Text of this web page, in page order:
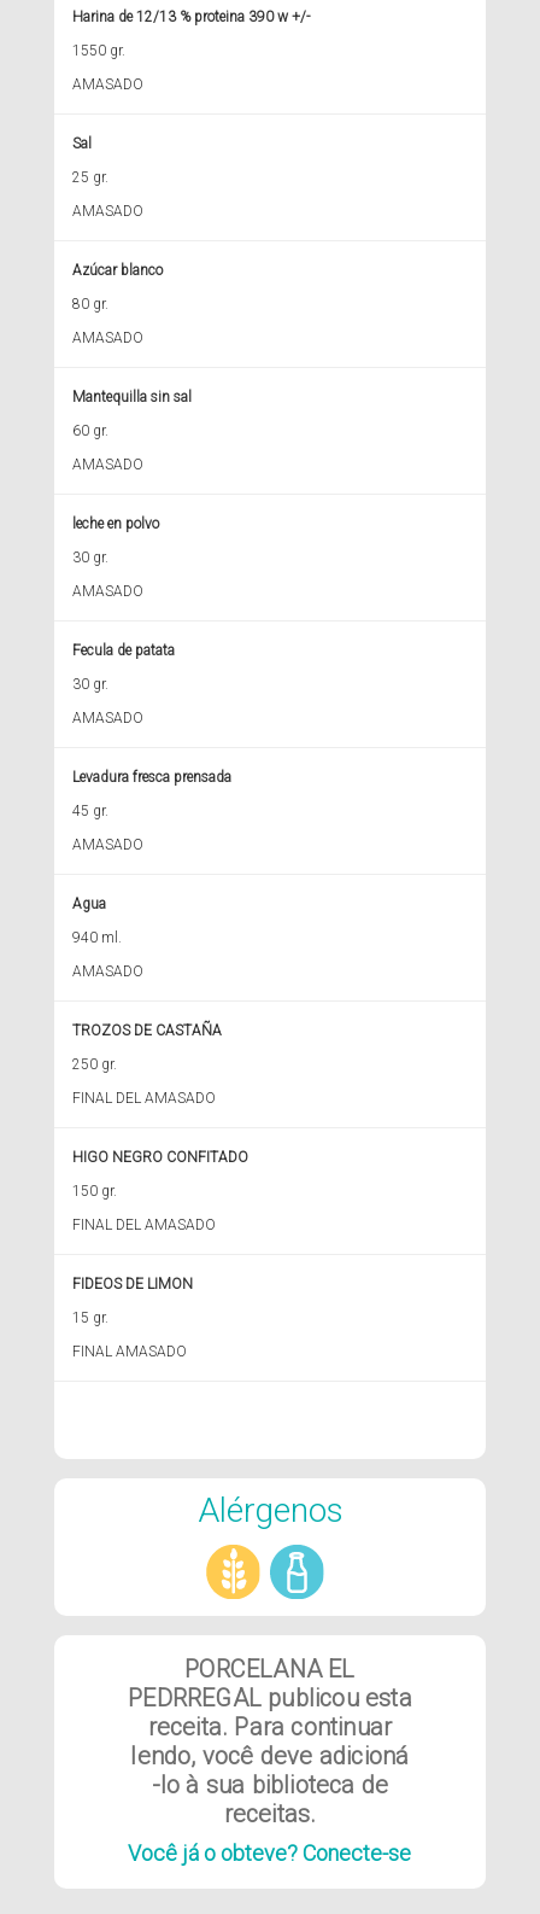
Harina de 12/13 % proteina 390 w +/-
1550 gr.
AMASADO
Sal
25 gr.
AMASADO
Azúcar blanco
80 gr.
AMASADO
Mantequilla sin sal
60 gr.
AMASADO
leche en polvo
30 gr.
AMASADO
Fecula de patata
30 gr.
AMASADO
Levadura fresca prensada
45 gr.
AMASADO
Agua
940 ml.
AMASADO
TROZOS DE CASTAÑA
250 gr.
FINAL DEL AMASADO
HIGO NEGRO CONFITADO
150 gr.
FINAL DEL AMASADO
FIDEOS DE LIMON
15 gr.
FINAL AMASADO
Alérgenos
PORCELANA EL
PEDRREGAL publicou esta
receita. Para continuar
lendo, você deve adicioná
-lo à sua biblioteca de
receitas.
Você já o obteve? Conecte-se